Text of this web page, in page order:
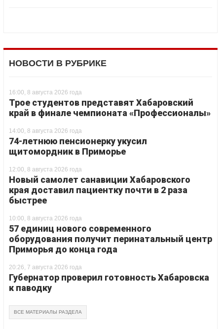
НОВОСТИ В РУБРИКЕ
16:00, 8 августа 2026 года
Трое студентов представят Хабаровский
край в финале чемпионата «Профессионалы»
14:00, 8 августа 2026 года
74-летнюю пенсионерку укусил
щитомордник в Приморье
12:00, 8 августа 2026 года
Новый самолет санавиции Хабаровского
края доставил пациентку почти в 2 раза
быстрее
10:00, 8 августа 2026 года
57 единиц нового современного
оборудования получит перинатальный центр
Приморья до конца года
20:26, 7 августа 2026 года
Губернатор проверил готовность Хабаровска
к паводку
ВСЕ МАТЕРИАЛЫ РАЗДЕЛА